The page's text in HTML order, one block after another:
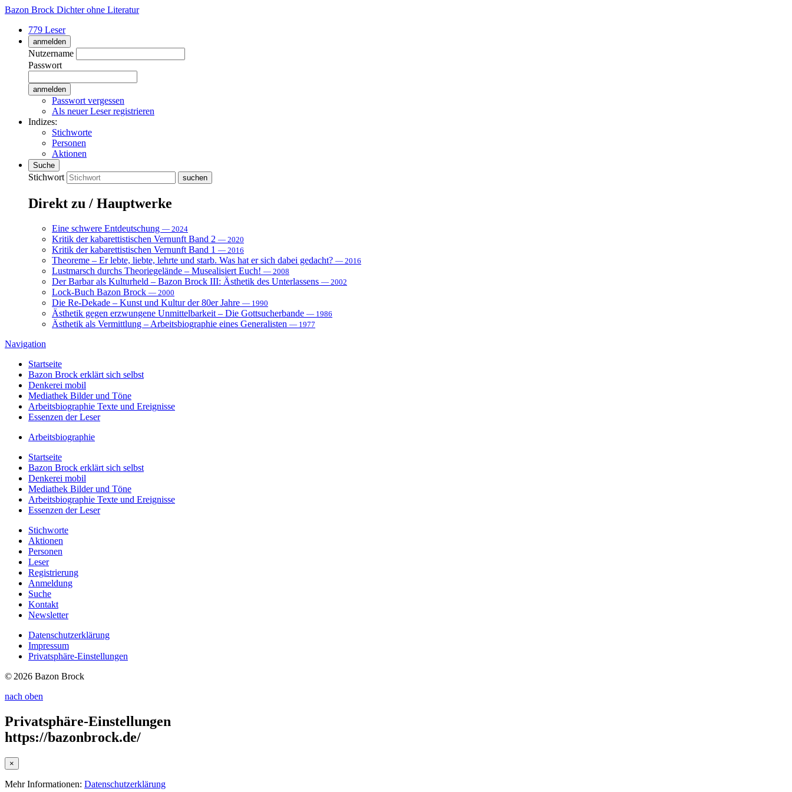
Bazon Brock Dichter ohne Literatur
779 Leser
anmelden
Nutzername
Passwort
Passwort vergessen
Als neuer Leser registrieren
Indizes:
Stichworte
Personen
Aktionen
Suche
Stichwort
Direkt zu / Hauptwerke
Eine schwere Entdeutschung — 2024
Kritik der kabarettistischen Vernunft Band 2 — 2020
Kritik der kabarettistischen Vernunft Band 1 — 2016
Theoreme – Er lebte, liebte, lehrte und starb. Was hat er sich dabei gedacht? — 2016
Lustmarsch durchs Theoriegelände – Musealisiert Euch! — 2008
Der Barbar als Kulturheld – Bazon Brock III: Ästhetik des Unterlassens — 2002
Lock-Buch Bazon Brock — 2000
Die Re-Dekade – Kunst und Kultur der 80er Jahre — 1990
Ästhetik gegen erzwungene Unmittelbarkeit – Die Gottsucherbande — 1986
Ästhetik als Vermittlung – Arbeitsbiographie eines Generalisten — 1977
Navigation
Startseite
Bazon Brock erklärt sich selbst
Denkerei mobil
Mediathek Bilder und Töne
Arbeitsbiographie Texte und Ereignisse
Essenzen der Leser
Arbeitsbiographie
Startseite
Bazon Brock erklärt sich selbst
Denkerei mobil
Mediathek Bilder und Töne
Arbeitsbiographie Texte und Ereignisse
Essenzen der Leser
Stichworte
Aktionen
Personen
Leser
Registrierung
Anmeldung
Suche
Kontakt
Newsletter
Datenschutzerklärung
Impressum
Privatsphäre-Einstellungen
© 2026 Bazon Brock
nach oben
Privatsphäre-Einstellungen
https://bazonbrock.de/
×
Mehr Informationen: Datenschutzerklärung